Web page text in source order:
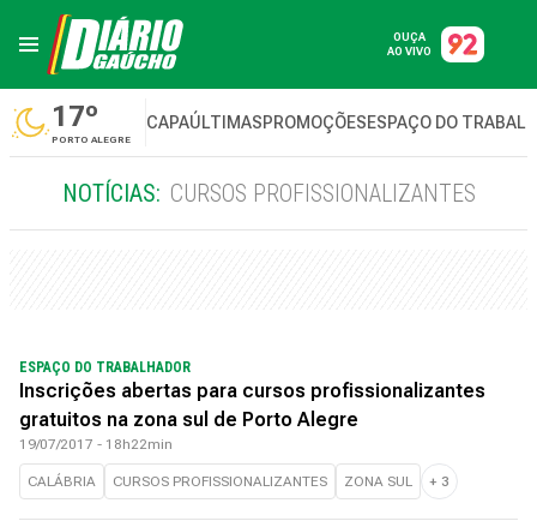
OUÇA
AO VIVO
17º
PORTO ALEGRE
CAPAÚLTIMASPROMOÇÕESESPAÇO DO
NOTÍCIAS: CURSOS PROFISSIONALIZANTES
ESPAÇO DO TRABALHADOR
Inscrições abertas para cursos profissionalizantes
gratuitos na zona sul de Porto Alegre
19/07/2017 - 18h22min
CALÁBRIA CURSOS PROFISSIONALIZANTES ZONA SUL + 3